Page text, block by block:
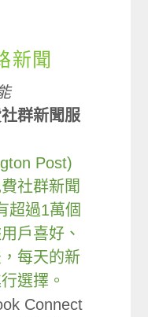
新聞
群新聞服
Post)
社群新聞
超過1萬個
戶喜好、
每天的新
選擇。
Connect